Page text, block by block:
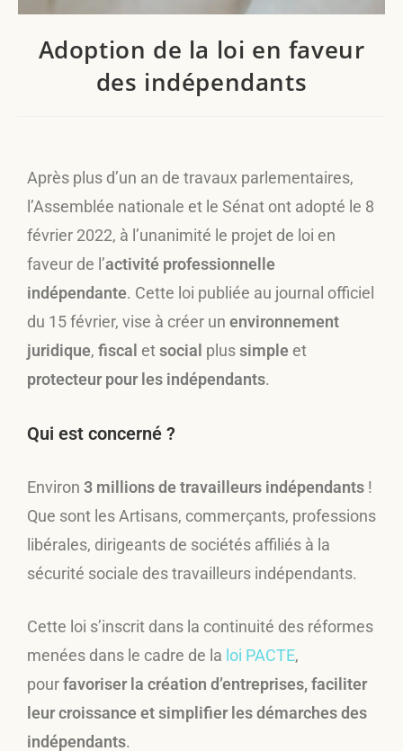
Adoption de la loi en faveur
des indépendants
Après plus d’un an de travaux parlementaires,
l’Assemblée nationale et le Sénat ont adopté le 8
février 2022, à l’unanimité le projet de loi en
faveur de l’activité professionnelle
indépendante. Cette loi publiée au journal officiel
du 15 février, vise à créer un environnement
juridique, fiscal etsocial plussimple et
protecteur pour les indépendants.
Qui est concerné ?
Environ 3 millions de travailleurs indépendants !
Que sont les Artisans, commerçants, professions
libérales, dirigeants de sociétés affiliés à la
sécurité sociale des travailleurs indépendants.
Cette loi s’inscrit dans la continuité des réformes
menées dans le cadre de la loi PACTE,
pourfavoriser la création d’entreprises, faciliter
leur croissance et simplifier les démarches des
indépendants.